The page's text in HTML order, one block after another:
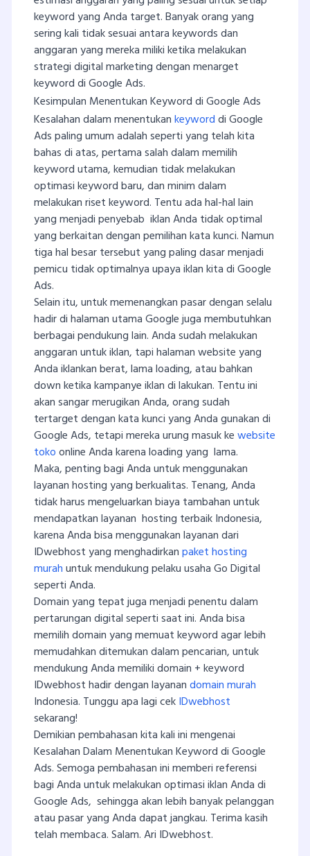
keyword yang Anda target. Banyak orang yang
sering kali tidak sesuai antara keywords dan
anggaran yang mereka miliki ketika melakukan
strategi digital marketing dengan menarget
keyword di Google Ads.
Kesimpulan Menentukan Keyword di Google Ads
Kesalahan dalam menentukankeyworddi Google
Ads paling umum adalah seperti yang telah kita
bahas di atas, pertama salah dalam memilih
keyword utama, kemudian tidak melakukan
optimasi keyword baru, dan minim dalam
melakukan riset keyword. Tentu ada hal-hal lain
yang menjadi penyebab iklan Anda tidak optimal
yang berkaitan dengan pemilihan kata kunci. Namun
tiga hal besar tersebut yang paling dasar menjadi
pemicu tidak optimalnya upaya iklan kita di Google
Ads.
Selain itu, untuk memenangkan pasar dengan selalu
hadir di halaman utama Google juga membutuhkan
berbagai pendukung lain. Anda sudah melakukan
anggaran untuk iklan, tapi halaman website yang
Anda iklankan berat, lama loading, atau bahkan
down ketika kampanye iklan di lakukan. Tentu ini
akan sangar merugikan Anda, orang sudah
tertarget dengan kata kunci yang Anda gunakan di
Google Ads, tetapi mereka urung masuk kewebsite
tokoonline Anda karena loading yang lama.
Maka, penting bagi Anda untuk menggunakan
layanan hosting yang berkualitas. Tenang, Anda
tidak harus mengeluarkan biaya tambahan untuk
mendapatkan layanan hosting terbaik Indonesia,
karena Anda bisa menggunakan layanan dari
IDwebhost yang menghadirkanpaket hosting
murahuntuk mendukung pelaku usaha Go Digital
seperti Anda.
Domain yang tepat juga menjadi penentu dalam
pertarungan digital seperti saat ini. Anda bisa
memilih domain yang memuat keyword agar lebih
memudahkan ditemukan dalam pencarian, untuk
mendukung Anda memiliki domain + keyword
IDwebhost hadir dengan layanandomain murah
Indonesia. Tunggu apa lagi cekIDwebhost
sekarang!
Demikian pembahasan kita kali ini mengenai
Kesalahan Dalam Menentukan Keyword di Google
Ads. Semoga pembahasan ini memberi referensi
bagi Anda untuk melakukan optimasi iklan Anda di
Google Ads, sehingga akan lebih banyak pelanggan
atau pasar yang Anda dapat jangkau. Terima kasih
telah membaca. Salam. Ari IDwebhost.